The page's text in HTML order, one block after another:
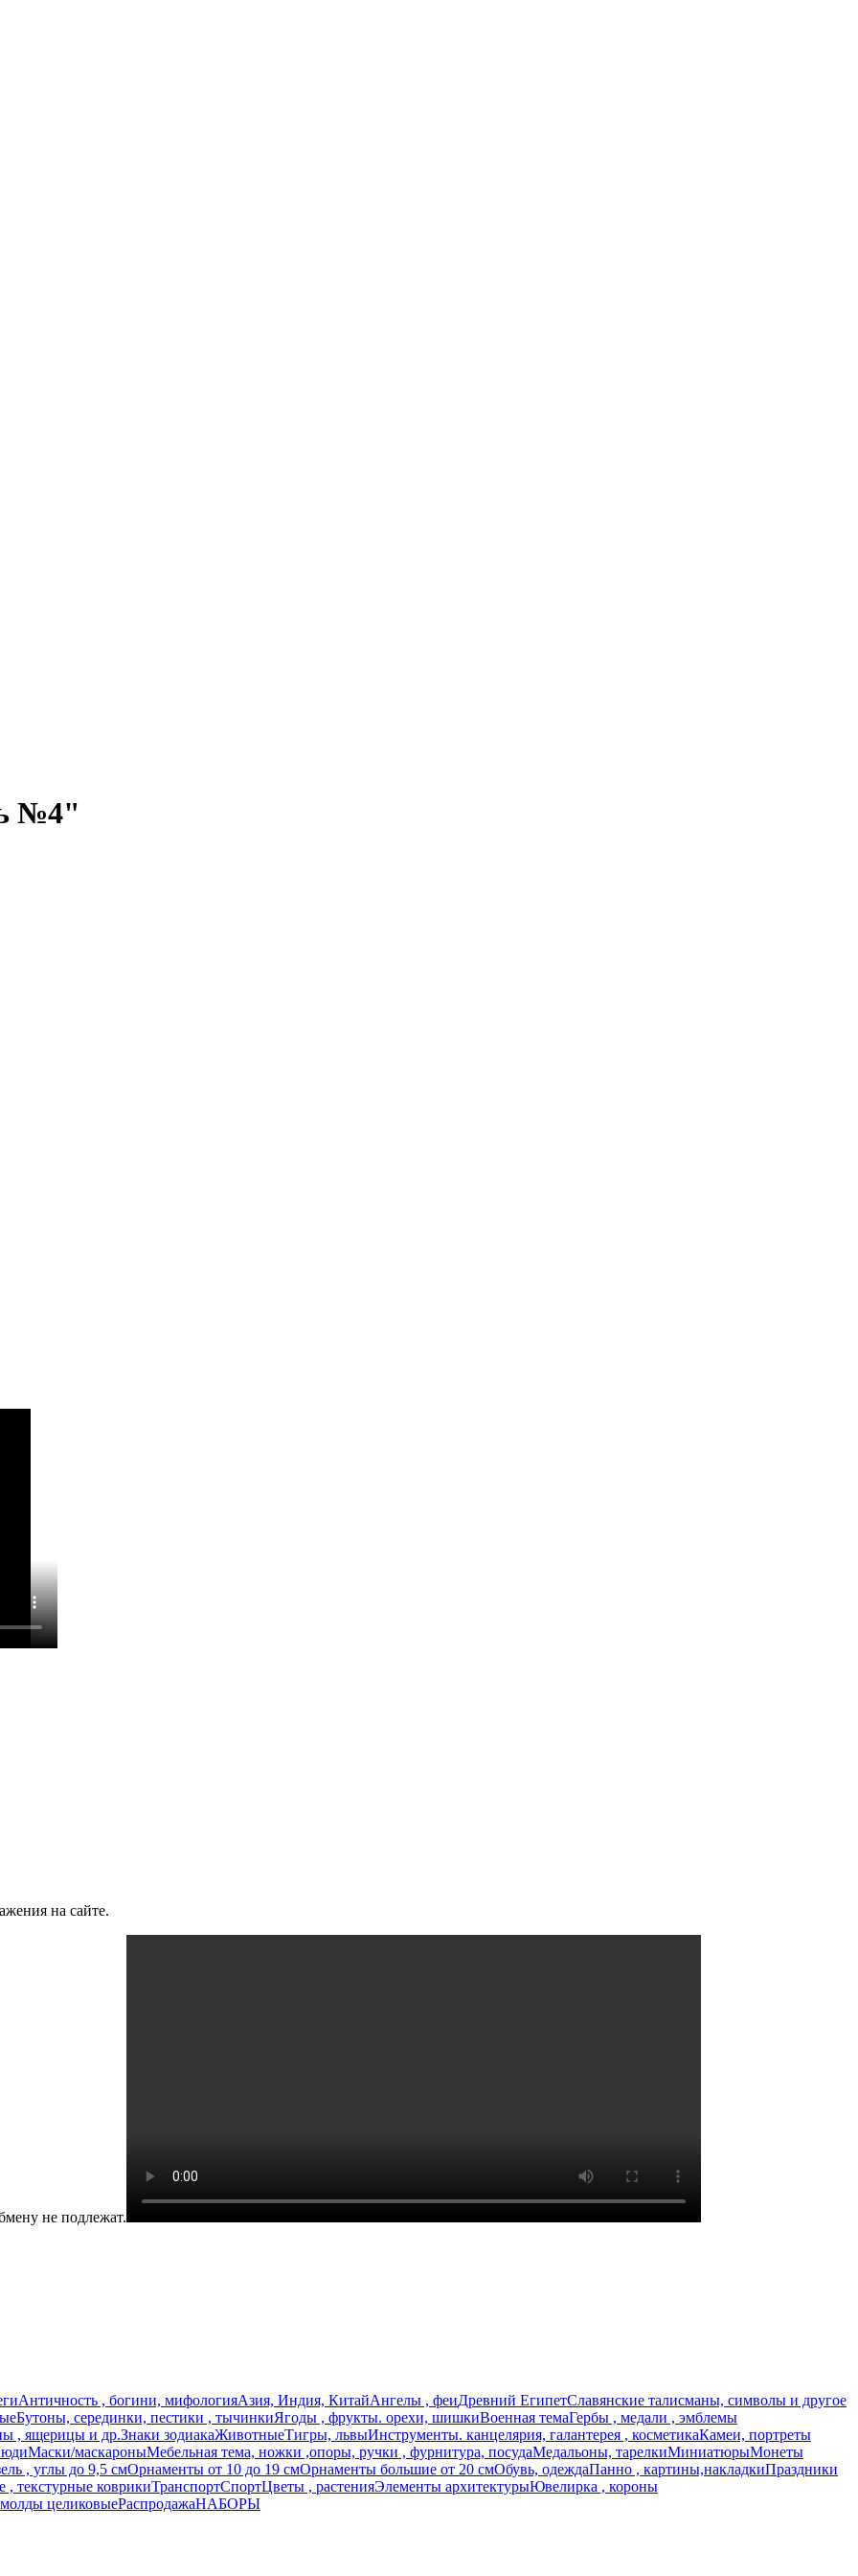
№4"
на сайте.
не подлежат.
Античность , богини, мифологияАзия, Индия, КитайАнгелы , феиДревний ЕгипетСлавянские талисманы, символы и другое
Бутоны, серединки, пестики , тычинкиЯгоды , фрукты. орехи, шишкиВоенная темаГербы , медали , эмблемы
, ящерицы и др.Знаки зодиакаЖивотныеТигры, львыИнструменты. канцелярия, галантерея , косметикаКамеи, портреты
Маски/маскароныМебельная тема, ножки ,опоры, ручки , фурнитура, посудаМедальоны, тарелкиМиниатюрыМонеты
, углы до 9,5 смОрнаменты от 10 до 19 смОрнаменты большие от 20 смОбувь, одеждаПанно , картины,накладкиПраздники
, текстурные коврикиТранспортСпортЦветы , растенияЭлементы архитектурыЮвелирка , короны
целиковыеРаспродажаНАБОРЫ